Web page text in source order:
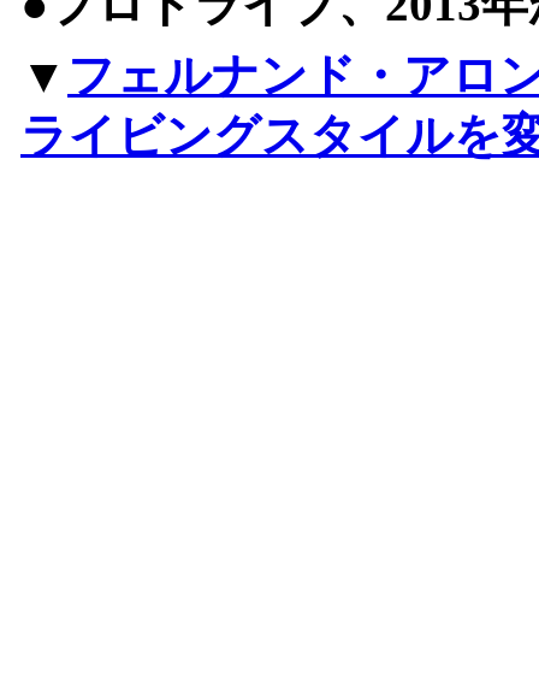
▼ フェルナンド・アロ
ライビングスタイルを